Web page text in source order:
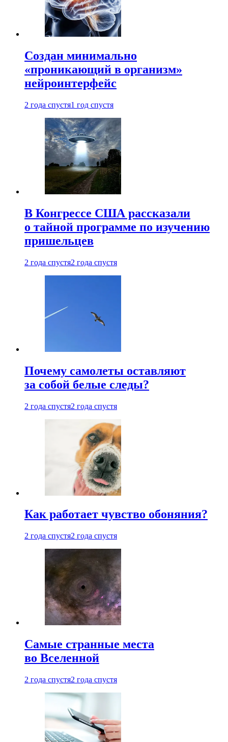
Создан минимально
«проникающий в организм»
нейроинтерфейс
2 года спустя1 год спустя
В Конгрессе США рассказали
о тайной программе по изучению
пришельцев
2 года спустя2 года спустя
Почему самолеты оставляют
за собой белые следы?
2 года спустя2 года спустя
Как работает чувство обоняния?
2 года спустя2 года спустя
Самые странные места
во Вселенной
2 года спустя2 года спустя